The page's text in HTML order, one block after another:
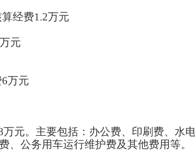
经费1.2万元
元
万元
万元。主要包括：办公费、印刷费、水
、公务用车运行维护费及其他费用等。